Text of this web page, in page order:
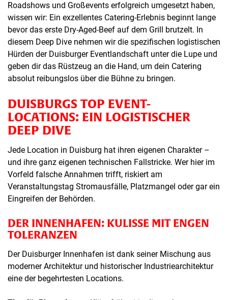
Roadshows und Großevents erfolgreich umgesetzt haben,
wissen wir: Ein exzellentes Catering-Erlebnis beginnt lange
bevor das erste Dry-Aged-Beef auf dem Grill brutzelt. In
diesem Deep Dive nehmen wir die spezifischen logistischen
Hürden der Duisburger Eventlandschaft unter die Lupe und
geben dir das Rüstzeug an die Hand, um dein Catering
absolut reibungslos über die Bühne zu bringen.
DUISBURGS TOP EVENT-
LOCATIONS: EIN LOGISTISCHER
DEEP DIVE
Jede Location in Duisburg hat ihren eigenen Charakter –
und ihre ganz eigenen technischen Fallstricke. Wer hier im
Vorfeld falsche Annahmen trifft, riskiert am
Veranstaltungstag Stromausfälle, Platzmangel oder gar ein
Eingreifen der Behörden.
DER INNENHAFEN: KULISSE MIT ENGEN
TOLERANZEN
Der Duisburger Innenhafen ist dank seiner Mischung aus
moderner Architektur und historischer Industriearchitektur
eine der begehrtesten Locations.